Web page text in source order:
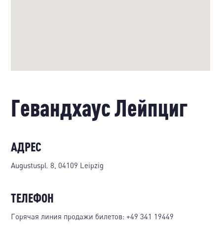
Гевандхаус Лейпциг
АДРЕС
Augustuspl. 8, 04109 Leipzig
ТЕЛЕФОН
Горячая линия продажи билетов: +49 341 19449